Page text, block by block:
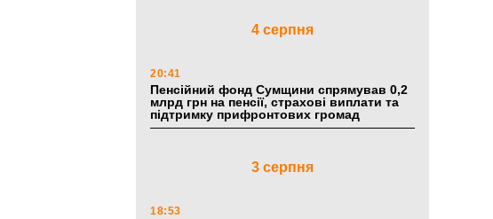
4 серпня
20:41
Пенсійний фонд Сумщини спрямував 0,2
млрд грн на пенсії, страхові виплати та
підтримку прифронтових громад
3 серпня
18:53